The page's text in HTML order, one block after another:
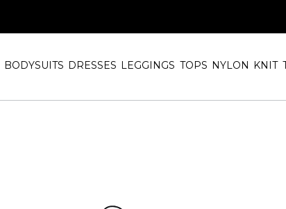
BODYSUITS DRESSES LEGGINGS TOPS NYLON KNIT